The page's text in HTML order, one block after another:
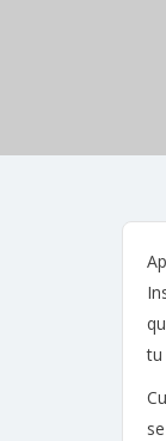
tu